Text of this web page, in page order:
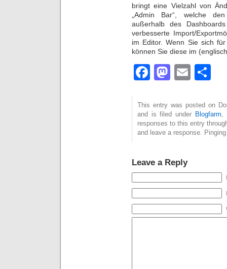
bringt eine Vielzahl von
„Admin Bar“, welche
außerhalb des
verbesserte Import/
im Editor. Wenn Sie sich
können Sie diese im
Facebook
This entry was posted on
and is filed under Blogfarm
responses to this entry
and leave a response.
Leave a Reply